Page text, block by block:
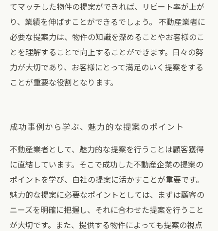
てマッチした物件の提案ができれば、リピート率が上が
り、業績を伸ばすことができるでしょう。 不動産業者に
必要な提案力は、物件の知識を深めることやお客様のこ
とを理解することで向上することができます。日々の努
力が大切であり、お客様にとって満足のいく提案をする
ことが重要な役割となります。
成功事例から学ぶ、魅力的な提案のポイント
不動産業者として、魅力的な提案を行うことは顧客獲得
に直結しています。そこで成功した不動産企業の提案の
ポイントを学び、自社の提案に活かすことが重要です。
魅力的な提案に必要なポイントとしては、まずは顧客の
ニーズを明確に把握し、それに合わせた提案を行うこと
が大切です。また、提供する物件によっても提案の視点